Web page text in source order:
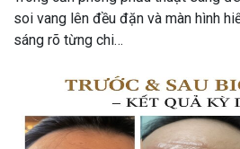
soi vang lên đều đặn và màn hình
sáng rõ từng chi…